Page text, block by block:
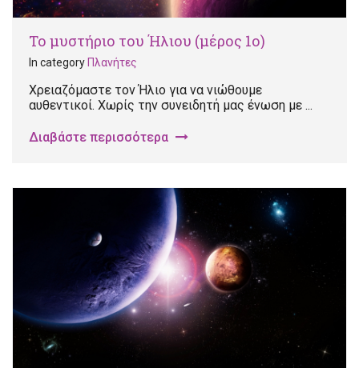
Το μυστήριο του Ήλιου (μέρος 1ο)
In category Πλανήτες
Χρειαζόμαστε τον Ήλιο για να νιώθουμε
αυθεντικοί. Χωρίς την συνειδητή μας ένωση με ...
Διαβάστε περισσότερα